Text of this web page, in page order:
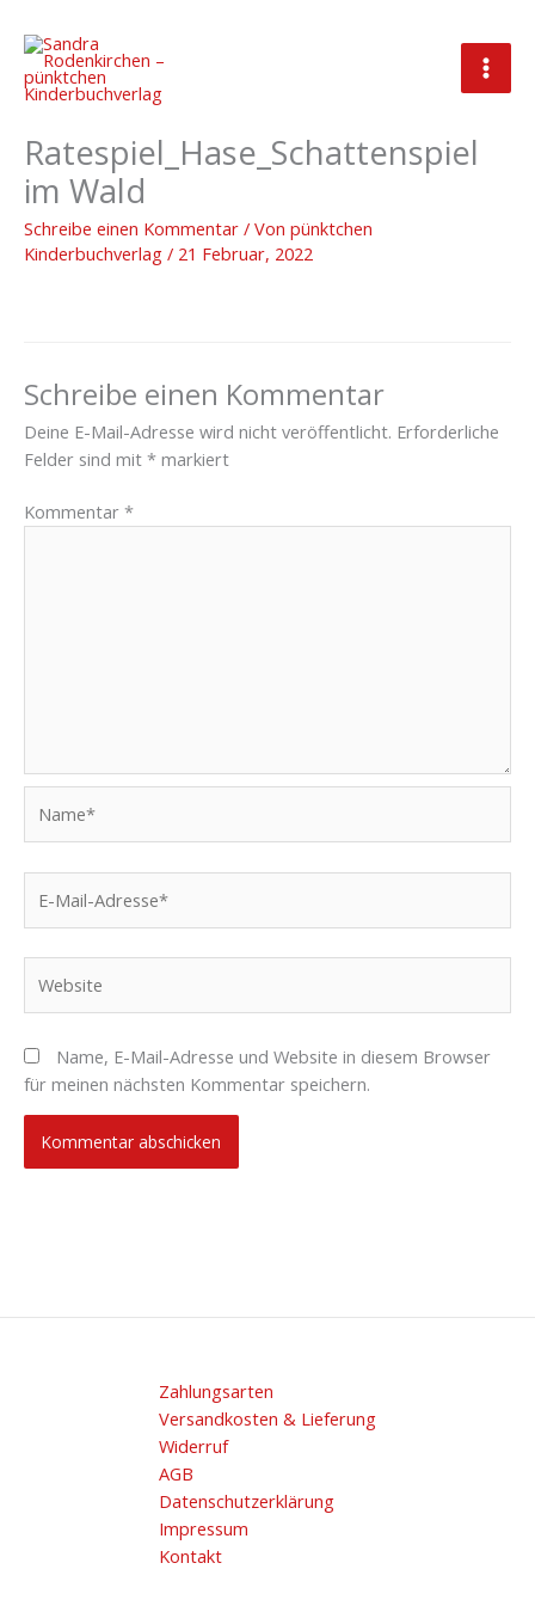
Inhalt
springen
2022_02_07_Freebie_Schatten-
Ratespiel_Hase_Schattenspiel
im Wald
Schreibe einen Kommentar / Von pünktchen
Kinderbuchverlag / 21 Februar, 2022
Schreibe einen Kommentar
Deine E-Mail-Adresse wird nicht veröffentlicht. Erforderliche
Felder sind mit * markiert
Kommentar *
Mail-
Name, E-Mail-Adresse und Website in diesem Browser
für meinen nächsten Kommentar speichern.
Zahlungsarten
Versandkosten & Lieferung
Widerruf
AGB
Datenschutzerklärung
Impressum
Kontakt